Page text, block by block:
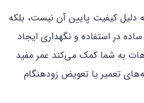
کیفیت پایین آن نیست، بلکه
در استفاده و نگهداری ایجاد
به شما کمک می‌کند عمر مفید
تعمیر یا تعویض زودهنگام